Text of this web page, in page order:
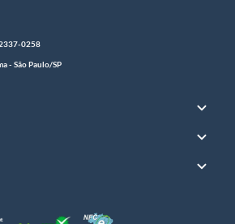
0258
- São Paulo/SP